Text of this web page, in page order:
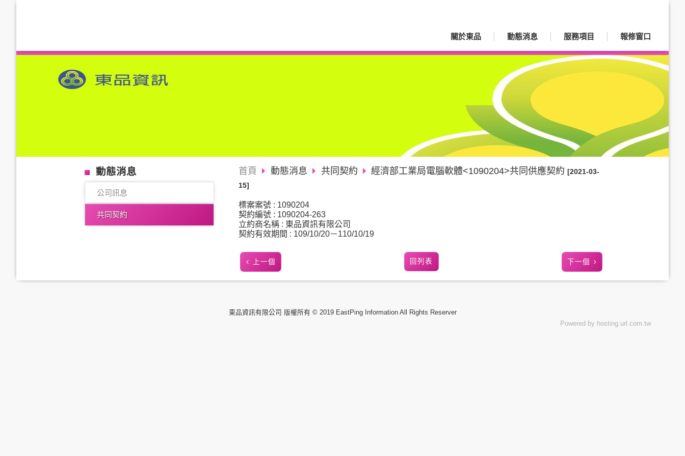
關於東品 動態消息 服務項目 報修窗口
動態消息
公司訊息
共同契約
首頁 動態消息 共同契約 經濟部工業局電腦軟體<1090204>共同供應契約 [2021-03-
15]
標案案號 : 1090204
契約編號 : 1090204-263
立約商名稱 : 東品資訊有限公司
契約有效期間 : 109/10/20－110/10/19
上一個 回列表 下一個
東品資訊有限公司 版權所有 © 2019 EastPing Information All Rights Reserver
Powered by hosting.url.com.tw